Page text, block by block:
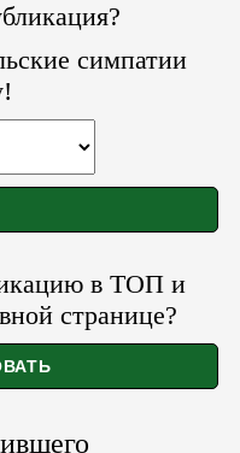
симпатии
в ТОП и
странице?